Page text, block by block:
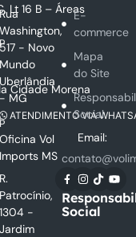
Lt 16 B – Áreas
Cidade Morena
Washington,
517 - Novo
Mundo
Uberlândia
- MG
ATENDIMENTO VIA
Oficina Vol
Imports MS
R.
Patrocínio,
1304 -
Jardim
E-
commerce
Mapa
do Site
Social
Email:
Social